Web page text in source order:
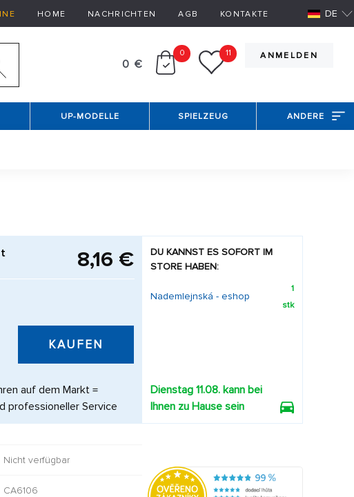
HOME NACHRICHTEN AGB KONTAKTE DE
ANMELDEN
0 €
0 11
UP-MODELLE SPIELZEUG ANDERE
8,16 €
KAUFEN
auf dem Markt =
professioneller Service
DU KANNST ES SOFORT IM
STORE HABEN:
Nademlejnská - eshop
1
stk
Dienstag 11.08. kann bei
Ihnen zu Hause sein
Nicht verfügbar
CA6106